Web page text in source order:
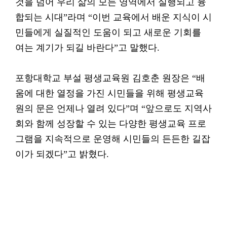
것을 넘어 우리 삶의 모든 영역에서 실행되고 융
합되는 시대”라며 “이번 교육에서 배운 지식이 시
민들에게 실질적인 도움이 되고 새로운 기회를
여는 계기가 되길 바란다”고 말했다.
포항대학교 부설 평생교육원 김호춘 원장은 “배
움에 대한 열정을 가진 시민들을 위해 평생교육
원의 문은 언제나 열려 있다”며 “앞으로도 지역사
회와 함께 성장할 수 있는 다양한 평생교육 프로
그램을 지속적으로 운영해 시민들의 든든한 길잡
이가 되겠다”고 밝혔다.